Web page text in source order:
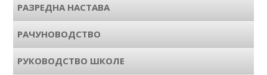
РАЗРЕДНА НАСТАВА
РАЧУНОВОДСТВО
РУКОВОДСТВО ШКОЛЕ